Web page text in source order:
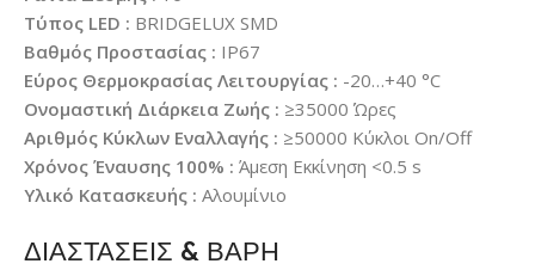
Τύπος LED : BRIDGELUX SMD
Βαθμός Προστασίας : IP67
Εύρος Θερμοκρασίας Λειτουργίας : -20…+40 °C
Ονομαστική Διάρκεια Ζωής : ≥35000 Ώρες
Αριθμός Κύκλων Εναλλαγής : ≥50000 Κύκλοι On/Off
Χρόνος Έναυσης 100% : Άμεση Εκκίνηση <0.5 s
Υλικό Κατασκευής : Αλουμίνιο
ΔΙΑΣΤΑΣΕΙΣ & ΒΑΡΗ